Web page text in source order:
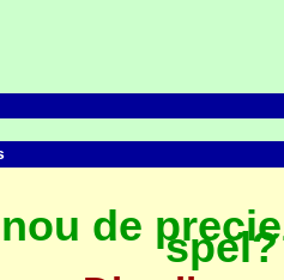
de spel?